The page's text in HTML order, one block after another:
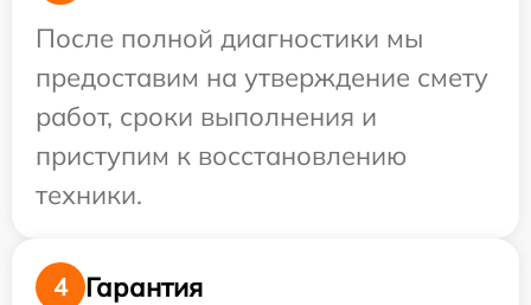
После полной диагностики мы
предоставим на утверждение смету
работ, сроки выполнения и
приступим к восстановлению
техники.
4
Гарантия